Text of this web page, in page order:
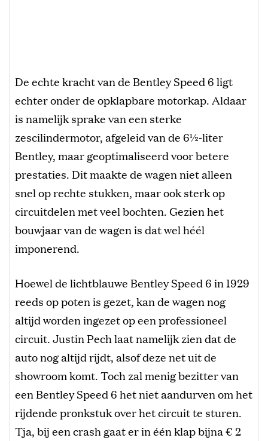
De echte kracht van de Bentley Speed 6 ligt
echter onder de opklapbare motorkap. Aldaar
is namelijk sprake van een sterke
zescilindermotor, afgeleid van de 6½‑liter
Bentley, maar geoptimaliseerd voor betere
prestaties. Dit maakte de wagen niet alleen
snel op rechte stukken, maar ook sterk op
circuitdelen met veel bochten. Gezien het
bouwjaar van de wagen is dat wel héél
imponerend.
Hoewel de lichtblauwe Bentley Speed 6 in 1929
reeds op poten is gezet, kan de wagen nog
altijd worden ingezet op een professioneel
circuit. Justin Pech laat namelijk zien dat de
auto nog altijd rijdt, alsof deze net uit de
showroom komt. Toch zal menig bezitter van
een Bentley Speed 6 het niet aandurven om het
rijdende pronkstuk over het circuit te sturen.
Tja, bij een crash gaat er in één klap bijna € 2